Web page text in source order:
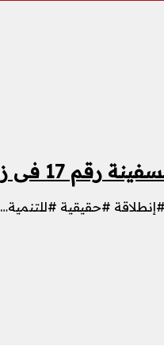
لعزبة جبريل
#حقيقية #للتنمية…